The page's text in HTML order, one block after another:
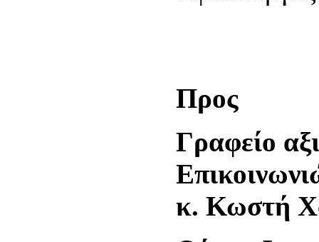
Γραφείο
κ. Κωστή